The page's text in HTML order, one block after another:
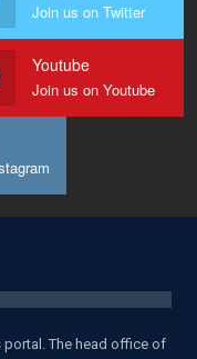
Join us on Twitter
Youtube
Join us on Youtube
portal. The head office of